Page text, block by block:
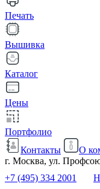
Печать
Вышивка
Каталог
Цены
Портфолио
Контакты
О
г. Москва, ул.
+7 (495) 334 2001